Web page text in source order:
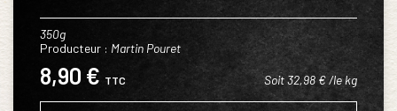
350g
Producteur : Martin Pouret
8,90 € TTC Soit 32,98 € /le kg